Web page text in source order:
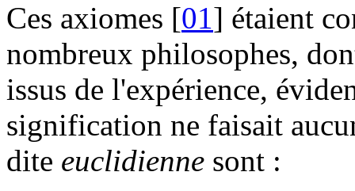
Ces axiomes [01] étaient
nombreux philosophes,
issus de l'expérience,
signification ne faisait
dite euclidienne sont :